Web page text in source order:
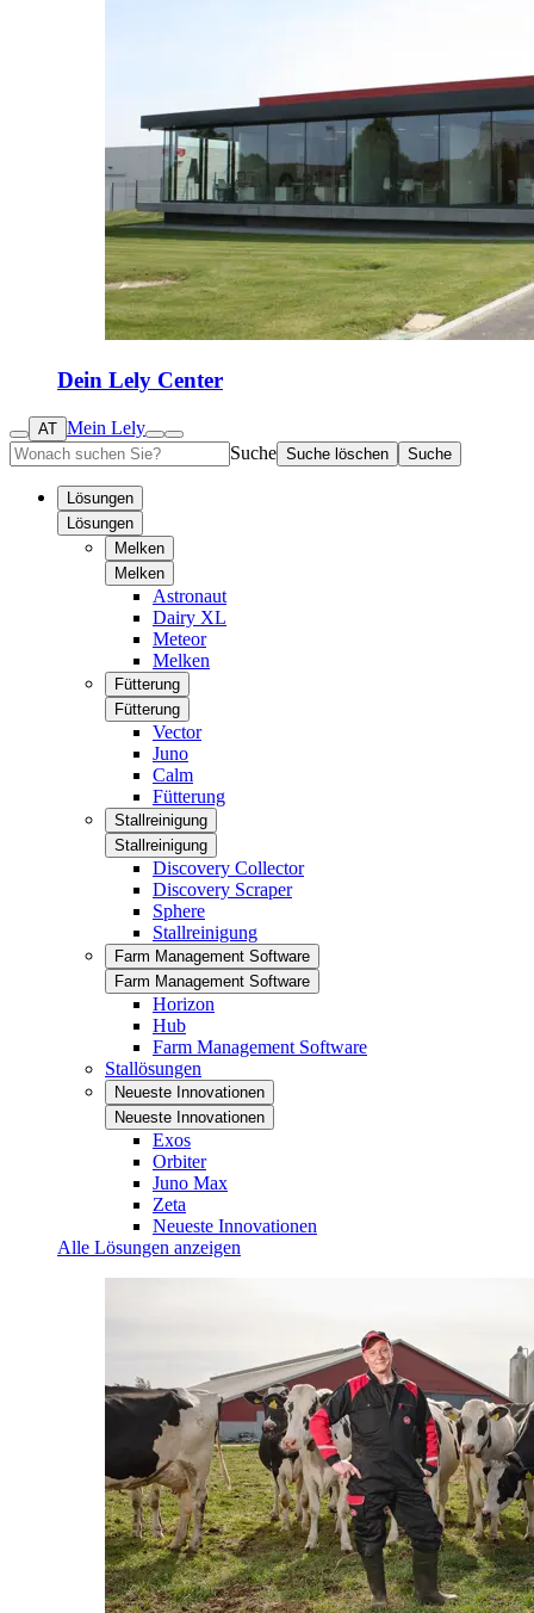
Dein Lely Center
AT Mein Lely
Suche Suche löschen Suche
Lösungen
Lösungen
Melken
Melken
Astronaut
Dairy XL
Meteor
Melken
Fütterung
Fütterung
Vector
Juno
Calm
Fütterung
Stallreinigung
Stallreinigung
Discovery Collector
Discovery Scraper
Sphere
Stallreinigung
Farm Management Software
Farm Management Software
Horizon
Hub
Farm Management Software
Stallösungen
Neueste Innovationen
Neueste Innovationen
Exos
Orbiter
Juno Max
Zeta
Neueste Innovationen
Alle Lösungen anzeigen